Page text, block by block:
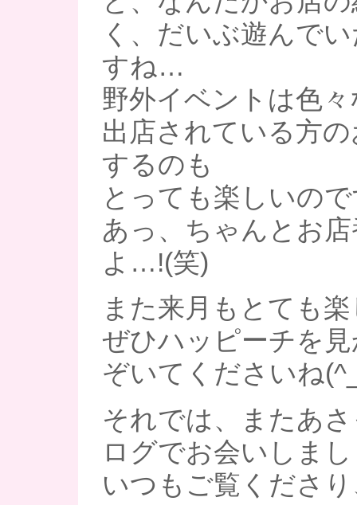
く、だいぶ遊んで
すね…
野外イベントは色
出店されている方
するのも
とっても楽しいの
あっ、ちゃんとお
よ…!(笑)
また来月もとても
ぜひハッピーチを
ぞいてくださいね
それでは、またあ
ログでお会いしま
いつもご覧くださ